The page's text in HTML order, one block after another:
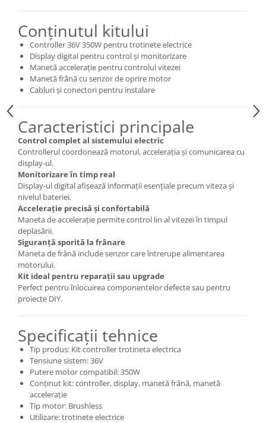
Conținutul kitului
Controller 36V 350W pentru trotinete electrice
Display digital pentru control și monitorizare
Manetă accelerație pentru controlul vitezei
Manetă frână cu senzor de oprire motor
Cabluri și conectori pentru instalare
Caracteristici principale
Control complet al sistemului electric
Controllerul coordonează motorul, accelerația și comunicarea cu
display-ul.
Monitorizare în timp real
Display-ul digital afișează informații esențiale precum viteza și
nivelul bateriei.
Accelerație precisă și confortabilă
Maneta de accelerație permite control lin al vitezei în timpul
deplasării.
Siguranță sporită la frânare
Maneta de frână include senzor care întrerupe alimentarea
motorului.
Kit ideal pentru reparații sau upgrade
Perfect pentru înlocuirea componentelor defecte sau pentru
proiecte DIY.
Specificații tehnice
Tip produs: Kit controller trotineta electrica
Tensiune sistem: 36V
Putere motor compatibil: 350W
Conținut kit: controller, display, manetă frână, manetă
accelerație
Tip motor: Brushless
Utilizare: trotinete electrice